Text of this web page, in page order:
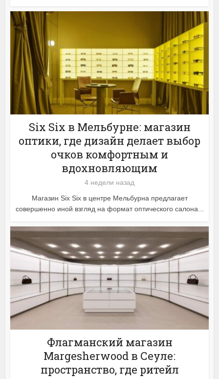
Six Six в Мельбурне: магазин
оптики, где дизайн делает выбор
очков комфортным и
вдохновляющим
4 недели назад
Магазин Six Six в центре Мельбурна предлагает
совершенно иной взгляд на формат оптического салона...
Флагманский магазин
Margesherwood в Сеуле:
пространство, где ритейл